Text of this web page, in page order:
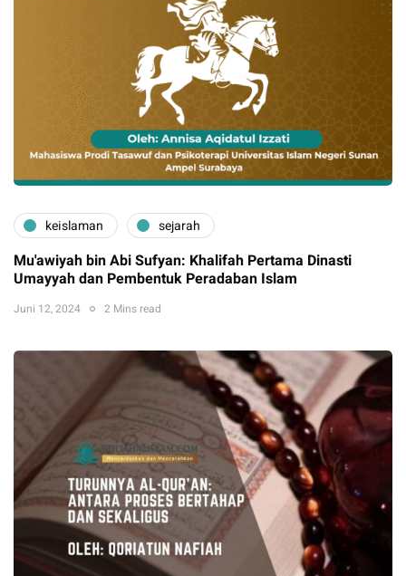
keislaman sejarah
Mu'awiyah bin Abi Sufyan: Khalifah Pertama Dinasti
Umayyah dan Pembentuk Peradaban Islam
Juni 12, 2024 2 Mins read